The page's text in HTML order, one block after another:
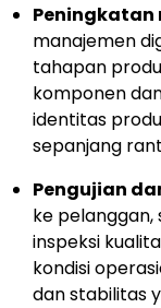
manajemen
tahapan
komponen
identitas
sepanjang
Pengujian
ke
inspeksi
kondisi
dan stabilitas